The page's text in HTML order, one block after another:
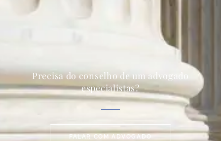
Precisa do conselho de um advogado
especialistas?
FALAR COM ADVOGADO